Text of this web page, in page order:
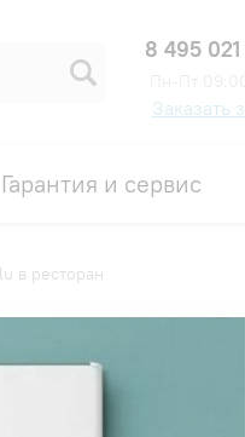
8 495
Заказать
Гарантия и сервис
в ресторан